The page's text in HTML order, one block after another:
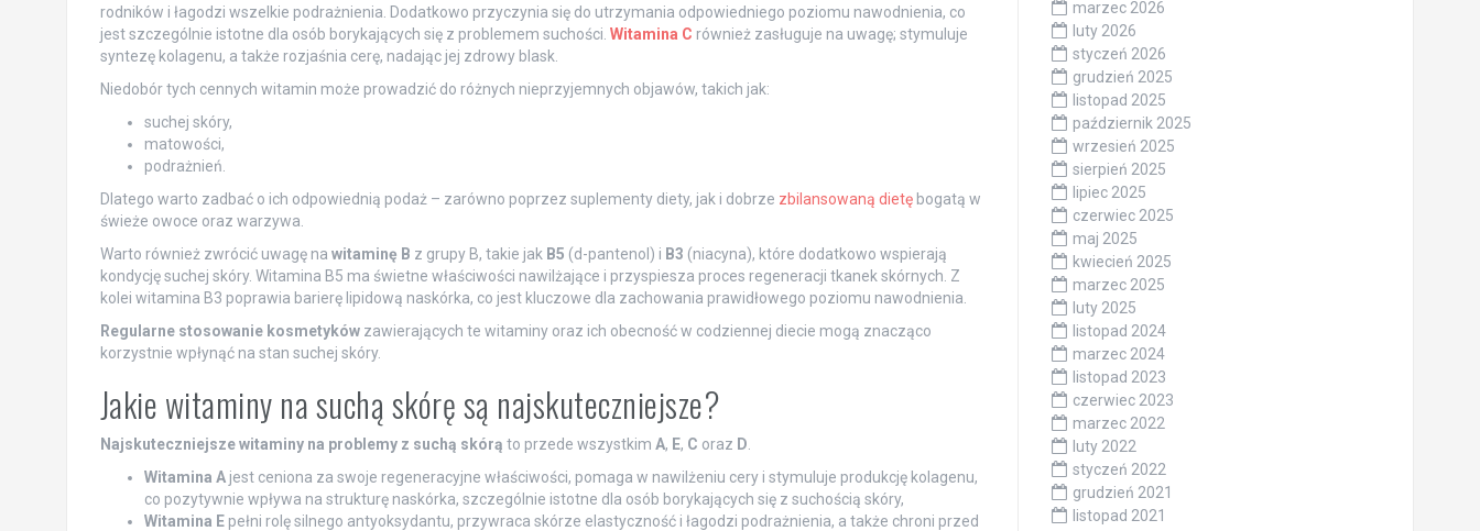
rodników i łagodzi wszelkie podrażnienia. Dodatkowo przyczynia się do utrzymania odpowiedniego poziomu nawodnienia, co
jest szczególnie istotne dla osób borykających się z problemem suchości. Witamina C również zasługuje na uwagę; stymuluje
syntezę kolagenu, a także rozjaśnia cerę, nadając jej zdrowy blask.
Niedobór tych cennych witamin może prowadzić do różnych nieprzyjemnych objawów, takich jak:
suchej skóry,
matowości,
podrażnień.
Dlatego warto zadbać o ich odpowiednią podaż – zarówno poprzez suplementy diety, jak i dobrze zbilansowaną dietębogatą w
świeże owoce oraz warzywa.
Warto również zwrócić uwagę na witaminę B z grupy B, takie jak B5 (d-pantenol) i B3 (niacyna), które dodatkowo wspierają
kondycję suchej skóry. Witamina B5 ma świetne właściwości nawilżające i przyspiesza proces regeneracji tkanek skórnych. Z
kolei witamina B3 poprawia barierę lipidową naskórka, co jest kluczowe dla zachowania prawidłowego poziomu nawodnienia.
Regularne stosowanie kosmetykówzawierających te witaminy oraz ich obecność w codziennej diecie mogą znacząco
korzystnie wpłynąć na stan suchej skóry.
Jakie witaminy na suchą skórę są najskuteczniejsze?
Najskuteczniejsze witaminy na problemy z suchą skórą to przede wszystkim A, E, C oraz D
Witamina Ajest ceniona za swoje regeneracyjne właściwości, pomaga w nawilżeniu cery i stymuluje produkcję kolagenu,
co pozytywnie wpływa na strukturę naskórka, szczególnie istotne dla osób borykających się z suchością skóry,
Witamina Epełni rolę silnego antyoksydantu, przywraca skórze elastyczność i łagodzi podrażnienia, a także chroni przed
marzec 2026
luty 2026
styczeń 2026
grudzień 2025
listopad 2025
październik 2025
wrzesień 2025
sierpień 2025
lipiec 2025
czerwiec 2025
maj 2025
kwiecień 2025
marzec 2025
luty 2025
listopad 2024
marzec 2024
listopad 2023
czerwiec 2023
marzec 2022
luty 2022
styczeń 2022
grudzień 2021
listopad 2021